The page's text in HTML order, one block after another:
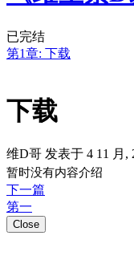
已完结
第1章: 下载
下载
维D哥 发表于 4 11 月,
暂时没有内容介绍
下一篇
第一
Close